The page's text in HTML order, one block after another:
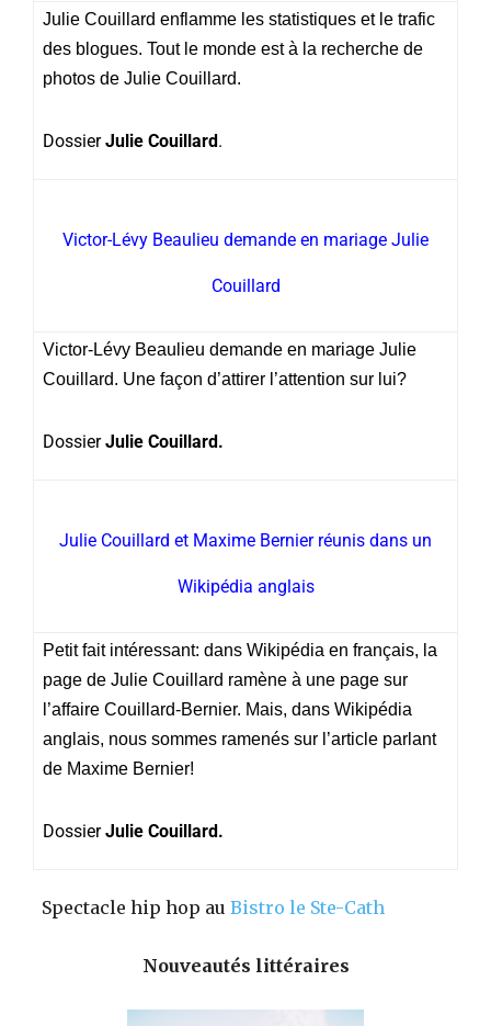
Julie Couillard enflamme les statistiques et le trafic
des blogues. Tout le monde est à la recherche de
photos de Julie Couillard.
DossierJulie Couillard.
Victor-Lévy Beaulieu demande en mariage Julie
Couillard
Victor-Lévy Beaulieu demande en mariage Julie
Couillard. Une façon d’attirer l’attention sur lui?
DossierJulie Couillard.
Julie Couillard et Maxime Bernier réunis dans un
Wikipédia anglais
Petit fait intéressant: dans Wikipédia en français, la
page de Julie Couillard ramène à une page sur
l’affaire Couillard-Bernier. Mais, dans Wikipédia
anglais, nous sommes ramenés sur l’article parlant
de Maxime Bernier!
DossierJulie Couillard.
Spectacle hip hop au Bistro le Ste-Cath
Nouveautés littéraires